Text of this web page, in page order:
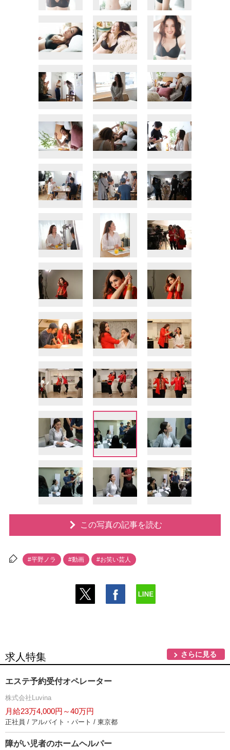
この写真の記事を読む
#平野ノラ #動画 #お笑い芸人
求人特集 さらに見る
エステ予約受付オペレーター
株式会社Luvina
月給23万4,000円～40万円
正社員 / アルバイト・パート / 東京都
障がい児者のホームヘルパー